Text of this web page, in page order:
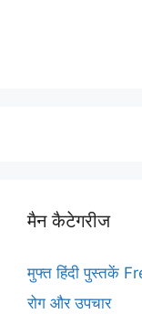
मैन कैटेगरीज
मुफ्त हिंदी पुस्तकें
रोग और उपचार